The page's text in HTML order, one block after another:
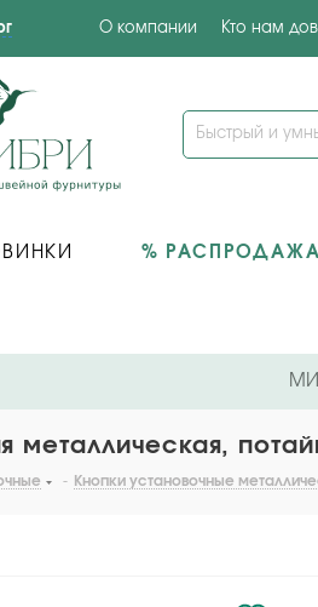
О компании Кто нам
% РАСПРОДАЖА
металлическая,
- Кнопки установочные